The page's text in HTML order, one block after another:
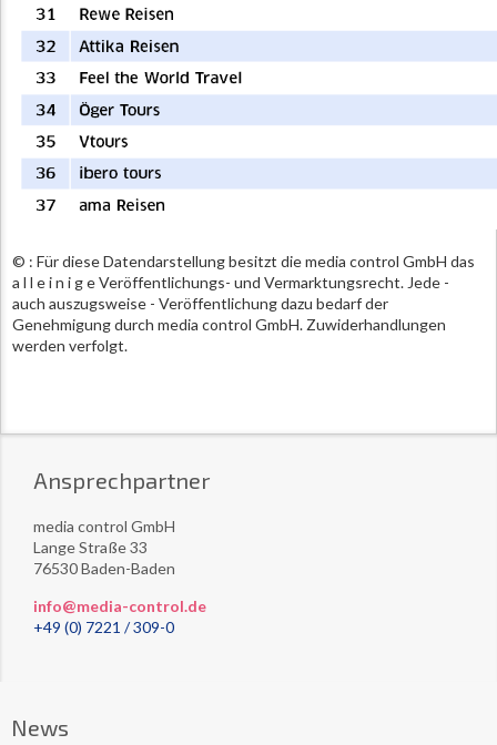
© : Für diese Datendarstellung besitzt die media control GmbH das
a l l e i n i g e Veröffentlichungs- und Vermarktungsrecht. Jede -
auch auszugsweise - Veröffentlichung dazu bedarf der
Genehmigung durch media control GmbH. Zuwiderhandlungen
werden verfolgt.
Ansprechpartner
media control GmbH
Lange Straße 33
76530 Baden-Baden
info@media-control.de
+49 (0) 7221 / 309-0
News